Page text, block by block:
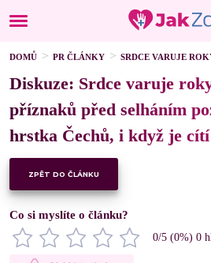
DOMŮ PR ČLÁNKY SRDCE VARUJE
Diskuze: Srdce varuje
příznaků před selháním
hrstka Čechů, i když je cítí
ZPĚT DO ČLÁNKU
Co si myslíte o článku?
0/5 (0%) 0